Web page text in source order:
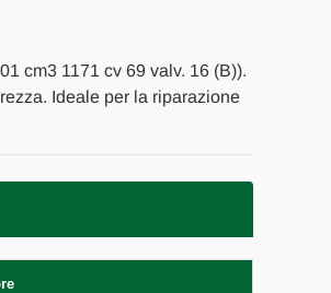
cm3 1171 cv 69 valv. 16 (B)).
Ideale per la riparazione